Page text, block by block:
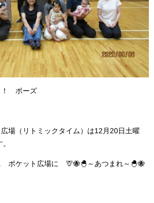
！ ポーズ
場（リトミックタイム）は12月20日土曜
ット広場に 🦒🐝🐣～あつまれ～🐣🐝